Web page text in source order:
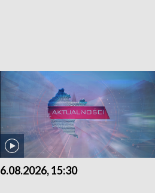
6.08.2026, 15:30